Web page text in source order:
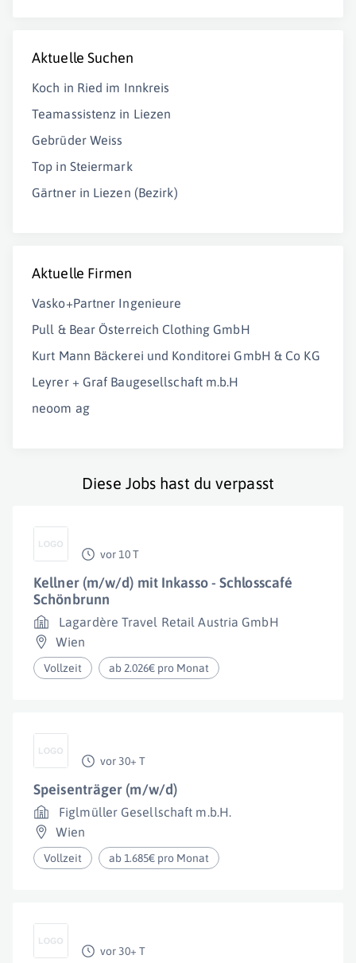
Aktuelle Suchen
Koch in Ried im Innkreis
Teamassistenz in Liezen
Gebrüder Weiss
Top in Steiermark
Gärtner in Liezen (Bezirk)
Aktuelle Firmen
Vasko+Partner Ingenieure
Pull & Bear Österreich Clothing GmbH
Kurt Mann Bäckerei und Konditorei GmbH & Co KG
Leyrer + Graf Baugesellschaft m.b.H
neoom ag
Diese Jobs hast du verpasst
vor 10 T
Kellner (m/w/d) mit Inkasso - Schlosscafé
Schönbrunn
Lagardère Travel Retail Austria GmbH
Wien
Vollzeit ab 2.026€ pro Monat
vor 30+ T
Speisenträger (m/w/d)
Figlmüller Gesellschaft m.b.H.
Wien
Vollzeit ab 1.685€ pro Monat
vor 30+ T